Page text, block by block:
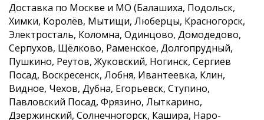
Доставка по Москве и МО (Балашиха, Подольск,
Химки, Королёв, Мытищи, Люберцы, Красногорск,
Электросталь, Коломна, Одинцово, Домодедово,
Серпухов, Щёлково, Раменское, Долгопрудный,
Пушкино, Реутов, Жуковский, Ногинск, Сергиев
Посад, Воскресенск, Лобня, Ивантеевка, Клин,
Видное, Чехов, Дубна, Егорьевск, Ступино,
Павловский Посад, Фрязино, Лыткарино,
Дзержинский, Солнечногорск, Кашира, Наро-